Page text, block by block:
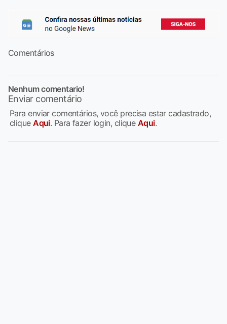
Comentários
Nenhum comentario!
Enviar comentário
Para enviar comentários, você precisa estar cadastrado,
cliqueAqui. Para fazer login, clique Aqui.